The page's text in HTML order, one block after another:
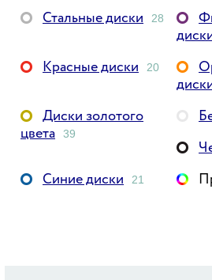
Стальные диски 28
Красные диски 20
Диски золотого
цвета
39
Синие диски 21